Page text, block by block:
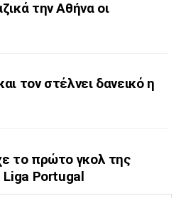
την Αθήνα οι
τον στέλνει δανεικό η
το πρώτο γκολ της
Liga Portugal